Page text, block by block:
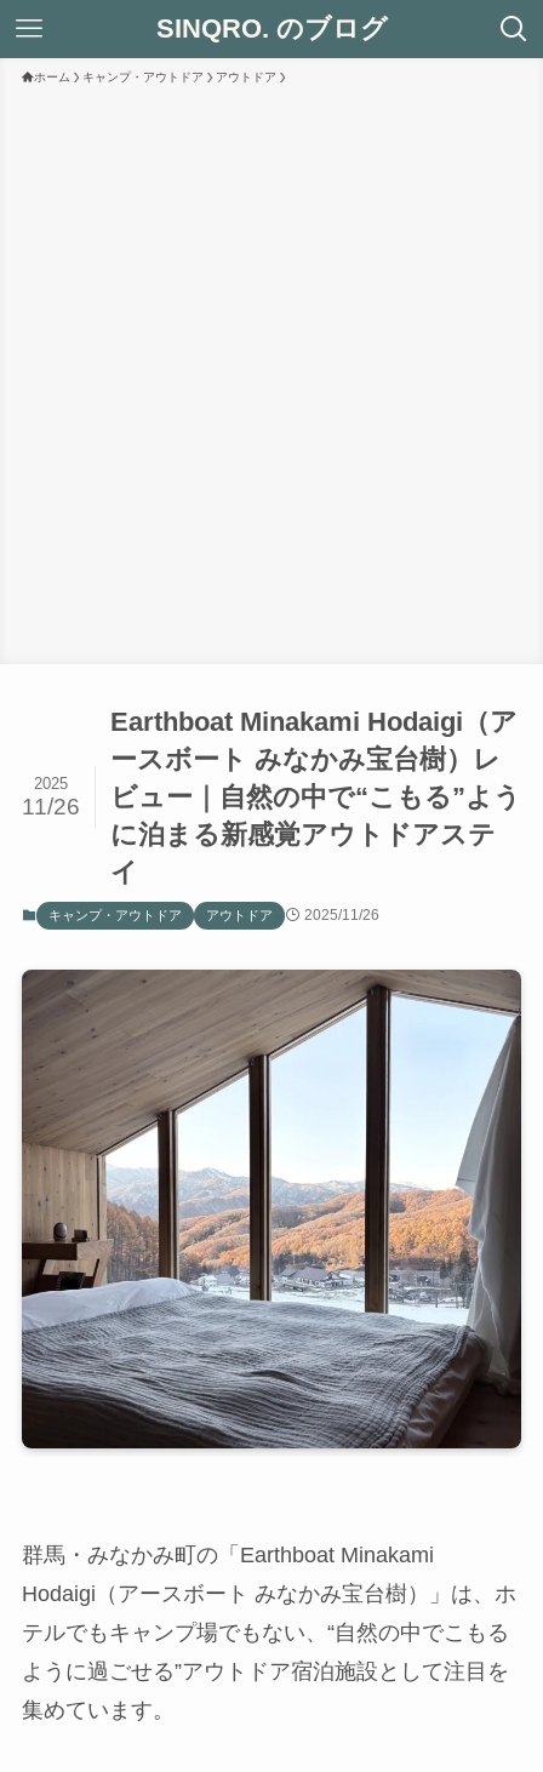
SINQRO. のブログ
ホーム キャンプ・アウトドア アウトドア
Earthboat Minakami Hodaigi（ア
ースボート みなかみ宝台樹）レ
ビュー｜自然の中で“こもる”よう
に泊まる新感覚アウトドアステ
イ
2025
11/26
キャンプ・アウトドア アウトドア 2025/11/26
群馬・みなかみ町の「Earthboat Minakami
Hodaigi（アースボート みなかみ宝台樹）」は、ホ
テルでもキャンプ場でもない、“自然の中でこもる
ように過ごせる”アウトドア宿泊施設として注目を
集めています。